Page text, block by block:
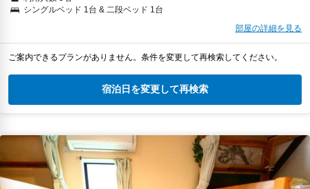
シングルベッド 1台 & 二段ベッド 1台
部屋の詳細を見る
ご案内できるプランがありません。条件を変更して再検索してください。
宿泊日を変更して再検索